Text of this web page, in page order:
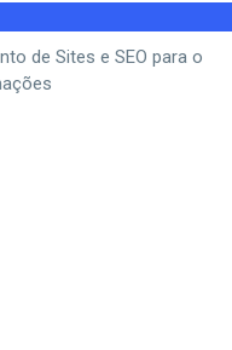
de Sites e SEO para o